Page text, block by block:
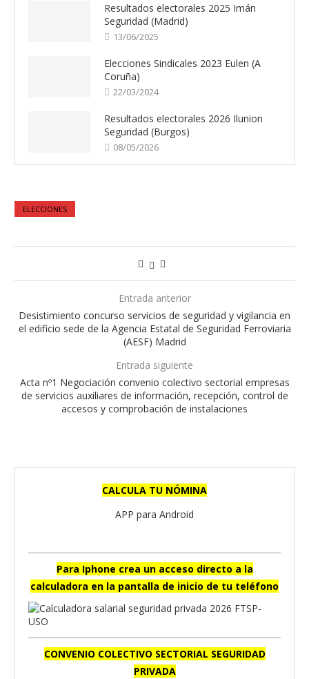
Resultados electorales 2025 Imán
Seguridad (Madrid)
13/06/2025
Elecciones Sindicales 2023 Eulen (A
Coruña)
22/03/2024
Resultados electorales 2026 Ilunion
Seguridad (Burgos)
08/05/2026
ELECCIONES
Entrada anterior
Desistimiento concurso servicios de seguridad y vigilancia en
el edificio sede de la Agencia Estatal de Seguridad Ferroviaria
(AESF) Madrid
Entrada siguiente
Acta nº1 Negociación convenio colectivo sectorial empresas
de servicios auxiliares de información, recepción, control de
accesos y comprobación de instalaciones
CALCULA TU NÓMINA
APP para Android
Para Iphone crea un acceso directo a la
calculadora en la pantalla de inicio de tu teléfono
CONVENIO COLECTIVO SECTORIAL SEGURIDAD
PRIVADA